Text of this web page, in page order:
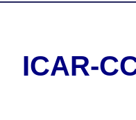
ICAR-